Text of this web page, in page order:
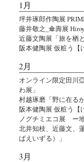
1月
坪井琢郎作陶展
藤井敬之_傘壽展
近藤文陶展「旅を栖
阪本健陶展 仮粧う【
2月
オンライン限定田川
わ展」
村越琢磨「野に在る
阪本健陶展 仮粧う【
ノグチミエコ展 ー
北井知枝、近藤文、
ばえいずる）」
3月